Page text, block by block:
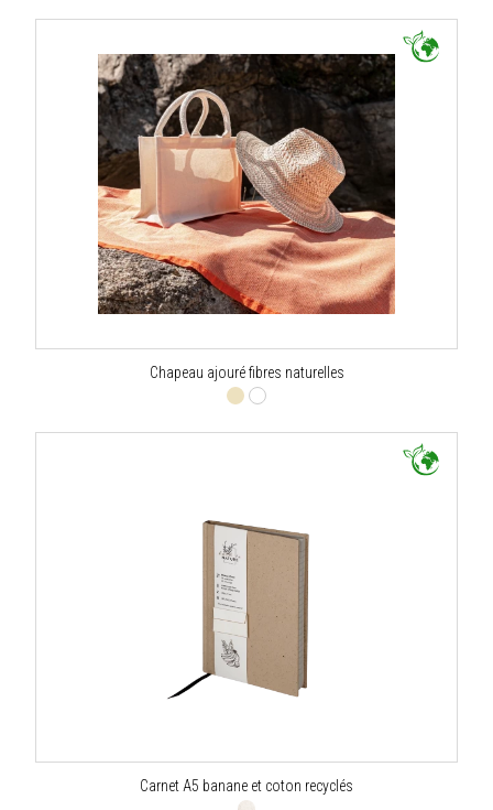
Chapeau ajouré fibres naturelles
Carnet A5 banane et coton recyclés